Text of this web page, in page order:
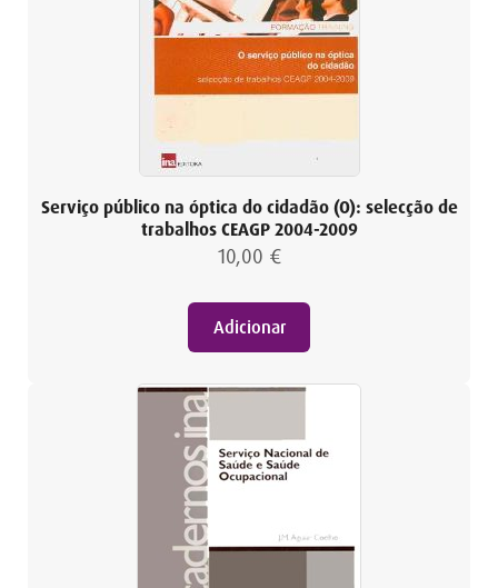
Serviço público na óptica do cidadão (O): selecção de
trabalhos CEAGP 2004-2009
10,00 €
Adicionar